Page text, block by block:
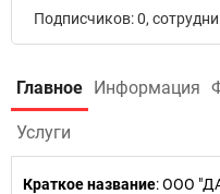
Подписчиков: 0,
Главное Информация
Услуги
Краткое название:ООО